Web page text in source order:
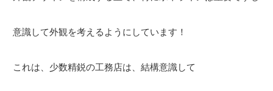
意識して外観を考えるようにしています！
これは、少数精鋭の工務店は、結構意識して